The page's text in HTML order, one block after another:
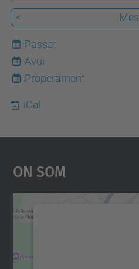
<
Mes
Passat
8
Avui
Properament
iCal
On Som